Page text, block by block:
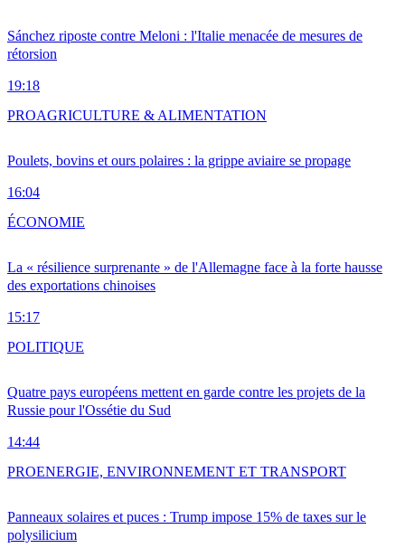
Sánchez riposte contre Meloni : l'Italie menacée de mesures de
rétorsion
19:18
Poulets, bovins et ours polaires : la grippe aviaire se propage
16:04
PROAGRICULTURE & ALIMENTATION
La « résilience surprenante » de l'Allemagne face à la forte hausse
des exportations chinoises
15:17
ÉCONOMIE
Quatre pays européens mettent en garde contre les projets de la
Russie pour l'Ossétie du Sud
14:44
POLITIQUE
Panneaux solaires et puces : Trump impose 15% de taxes sur le
polysilicium
PROENERGIE, ENVIRONNEMENT ET TRANSPORT